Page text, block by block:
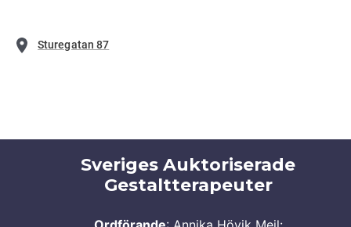
Sturegatan 87
Sveriges Auktoriserade
Gestaltterapeuter